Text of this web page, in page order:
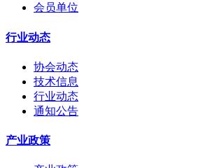
会员单位
行业动态
协会动态
技术信息
行业动态
通知公告
产业政策